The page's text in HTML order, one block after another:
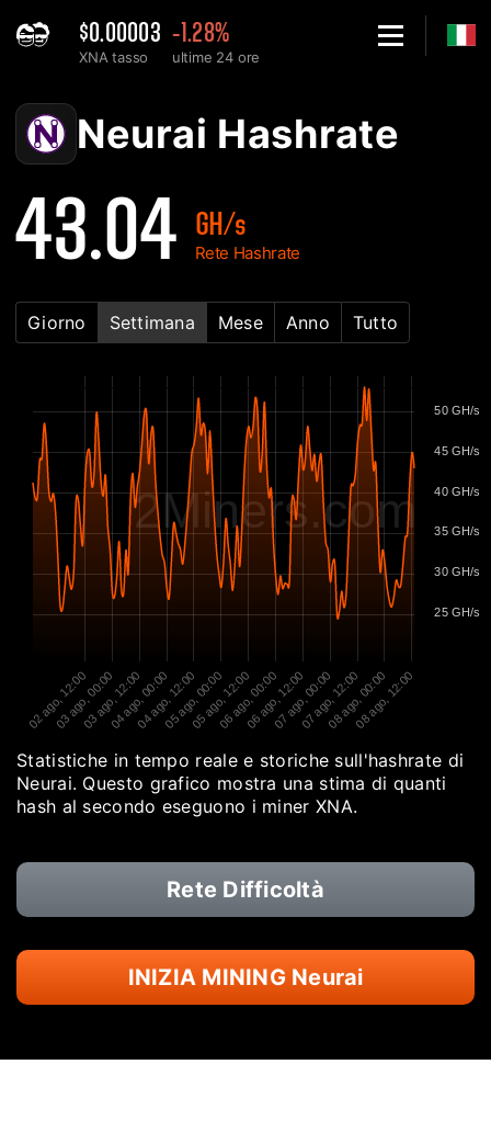
$0.00003
XNA tasso
-1.28%
ultime 24 ore
Neurai XNA Grafico di Hashrate della rete - 2Miners
Neurai Hashrate
43.04 GH/s
Rete Hashrate
Giorno Settimana Mese Anno Tutto
2Miners.com
02 ago, 12:00
03 ago, 00:00
03 ago, 12:00
04 ago, 00:00
04 ago, 12:00
05 ago, 00:00
05 ago, 12:00
06 ago, 00:00
06 ago, 12:00
07 ago, 00:00
07 ago, 12:00
08 ago, 00:00
08 ago, 12:00
25 GH/s
30 GH/s
35 GH/s
40 GH/s
45 GH/s
50 GH/s
Statistiche in tempo reale e storiche sull'hashrate di
Neurai. Questo grafico mostra una stima di quanti
hash al secondo eseguono i miner XNA.
Rete Difficoltà
INIZIA MINING Neurai